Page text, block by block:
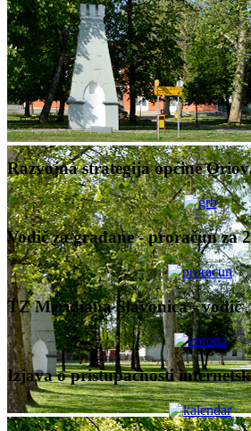
Razvojna strategija općine
Vodič za građane - proračun za
TZ Meridiana Slavonica - vodič
Izjava o pristupačnosti